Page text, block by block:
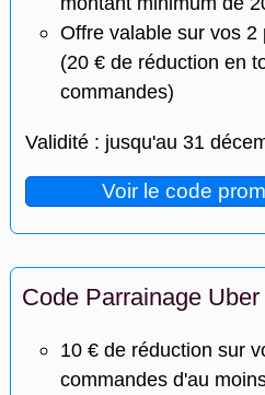
Offre valable sur vos
(20 € de réduction en
commandes)
Validité : jusqu'au 31
Voir le code
Code Parrainage
10 € de réduction sur
commandes d'au